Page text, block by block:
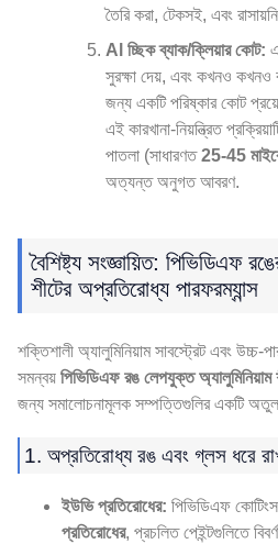
তৈরি করা, টেকসই, এবং
Al চ্ছিক ব্যাক/ক্লিয়ার কোট:
সুরক্ষা দেয়, এবং কখনও কখনও
জন্য একটি পরিষ্কার কোট
এই কারখানা-নিয়ন্ত্রিত
পাতলা (সাধারণত25-45
অত্যন্ত অনুগত আবরণ.
বৈশিষ্ট্য সংজ্ঞায়িত: পিভিডিএফ
শীটের অপ্রতিরোধ্য পারফরম্যান্স
শক্তিশালী অ্যালুমিনিয়াম সাবস্ট্রেট এবং উচ্চ-
সমন্বয় পিভিডিএফ রঙ লেপযুক্ত অ্যালুমিনিয়াম
জন্য সমালোচনামূলক সম্পত্তিগুলির একটি
1. অপ্রতিরোধ্য রঙ এবং গ্লস ধরে
ইউভি প্রতিরোধের: পিভিডিএফ কোটিংস
প্রতিরোধের, প্রচলিত পেইন্টগুলিতে